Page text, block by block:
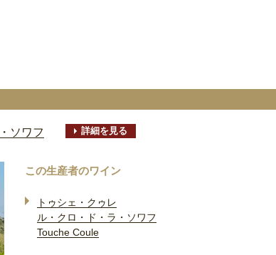
ソワフ 詳細を見る
この生産者のワイン
トゥシェ・クゥレ
ル・クロ・ド・ラ・ソワフ
Touche Coule